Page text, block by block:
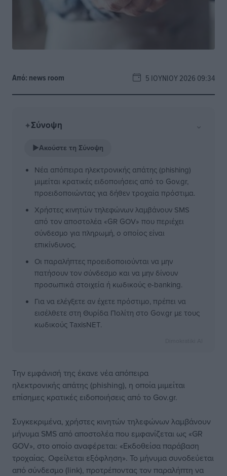
Από: news room 5 ΙΟΥΝΊΟΥ 2026 09:34
✦Σύνοψη ⌄
▶Ακούστε τη Σύνοψη
Νέα απόπειρα ηλεκτρονικής απάτης (phishing)
μιμείται κρατικές ειδοποιήσεις από το Gov.gr,
προειδοποιώντας για δήθεν τροχαία πρόστιμα.
Χρήστες κινητών τηλεφώνων λαμβάνουν SMS
από τον αποστολέα «GR GOV» που περιέχει
σύνδεσμο για πληρωμή, ο οποίος είναι
επικίνδυνος.
Οι παραλήπτες προειδοποιούνται να μην
πατήσουν τον σύνδεσμο και να μην δίνουν
προσωπικά στοιχεία ή κωδικούς e-banking.
Για να ελέγξετε αν έχετε πρόστιμο, πρέπει να
εισέλθετε στη Θυρίδα Πολίτη στο Gov.gr με τους
κωδικούς TaxisNET.
Την εμφάνισή της έκανε νέα απόπειρα
ηλεκτρονικής απάτης (phishing), η οποία μιμείται
επίσημες κρατικές ειδοποιήσεις από το Gov.gr.
Συγκεκριμένα, χρήστες κινητών τηλεφώνων λαμβάνουν
μήνυμα SMS από αποστολέα που εμφανίζεται ως «GR
GOV», στο οποίο αναφέρεται: «Εκδοθείσα παράβαση
τροχαίας. Οφείλεται εξόφληση». Το μήνυμα συνοδεύεται
από σύνδεσμο (link), προτρέποντας τον παραλήπτη να